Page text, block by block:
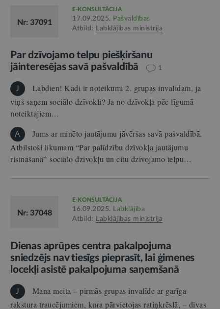
Nr: 37091
E-KONSULTĀCIJA
17.09.2025. Pašvaldības
Atbild: Labklājības ministrija
Par dzīvojamo telpu piešķiršanu
jāinteresējas savā pašvaldībā
1
J
Labdien! Kādi ir noteikumi 2. grupas invalīdam, ja
viņš saņem sociālo dzīvokli? Ja no dzīvokļa pēc līgumā
noteiktajiem…
A
Jums ar minēto jautājumu jāvēršas savā pašvaldībā.
Atbilstoši likumam “Par palīdzību dzīvokļa jautājumu
risināšanā” sociālo dzīvokļu un citu dzīvojamo telpu…
Nr: 37048
E-KONSULTĀCIJA
16.09.2025. Labklājība
Atbild: Labklājības ministrija
Dienas aprūpes centra pakalpojuma
sniedzējs nav tiesīgs pieprasīt, lai ģimenes
locekļi asistē pakalpojuma saņemšanā
J
Mana meita – pirmās grupas invalīde ar garīga
rakstura traucējumiem, kura pārvietojas ratiņkrēslā, – divas